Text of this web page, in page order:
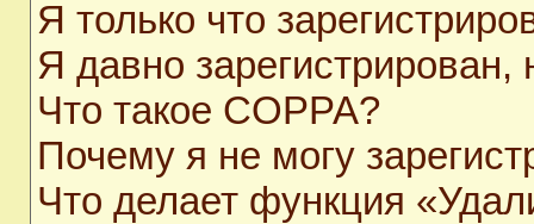
Я только что
Я давно
Что такое COPPA?
Почему я не могу
Что делает функция